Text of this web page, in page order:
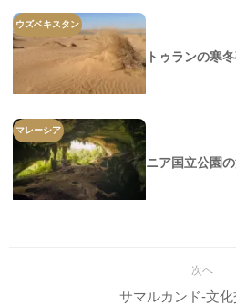
ウズベキスタン
トゥランの寒
マレーシア
ニア国立公園
次へ
サマルカンド-文化